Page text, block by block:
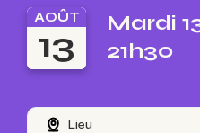
AOÛT
13
Mardi
21h30
Lieu